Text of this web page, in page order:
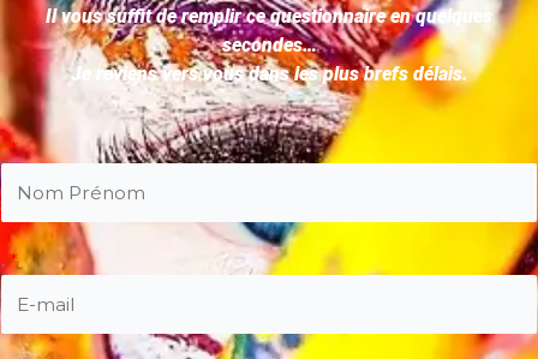
Il vous suffit de remplir ce questionnaire en quelques
secondes…
Je reviens vers vous dans les plus brefs délais.
.*
. *